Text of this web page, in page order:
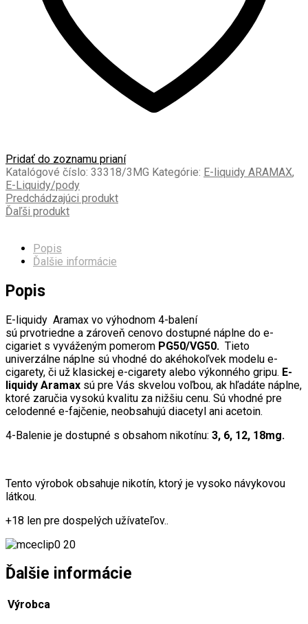
Pridať do zoznamu prianí
Katalógové číslo: 33318/3MG Kategórie: E-liquidy ARAMAX,
E-Liquidy/pody
Predchádzajúci produkt
Ďaľši produkt
Popis
Ďalšie informácie
Popis
E-liquidy Aramax vo výhodnom 4-balení
sú prvotriedne a zároveň cenovo dostupné náplne do e-
cigariet s vyváženým pomerom PG50/VG50. Tieto
univerzálne náplne sú vhodné do akéhokoľvek modelu e-
cigarety, či už klasickej e-cigarety alebo výkonného gripu. E-
liquidy Aramax sú pre Vás skvelou voľbou, ak hľadáte náplne,
ktoré zaručia vysokú kvalitu za nižšiu cenu. Sú vhodné pre
celodenné e-fajčenie, neobsahujú diacetyl ani acetoin.
4-Balenie je dostupné s obsahom nikotínu: 3, 6, 12, 18mg.
Tento výrobok obsahuje nikotín, ktorý je vysoko návykovou
látkou.
+18 len pre dospelých užívateľov..
Ďalšie informácie
Výrobca